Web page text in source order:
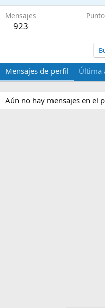
Mensajes
923
Mensajes de perfil Última
Aún no hay mensajes en el